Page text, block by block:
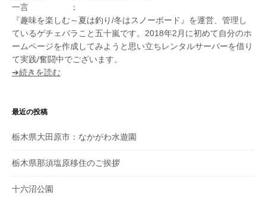
一言 ：
『趣味を楽しむ～夏は釣り/冬はスノーボード』を運営、管理し
ているゲチェバラこと五十嵐です。2018年2月に初めて自分のホ
ームページを作成してみようと思い立ちレンタルサーバーを借り
て実践/奮闘中でございます。
➔続きを読む
最近の投稿
栃木県大田原市：なかがわ水遊園
栃木県那須塩原移住のご挨拶
十六沼公園